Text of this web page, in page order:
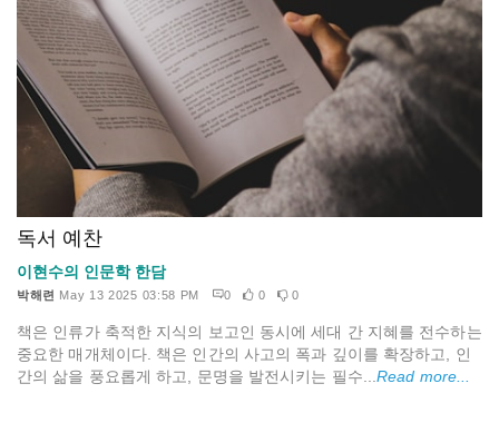
독서 예찬
이현수의 인문학 한담
박해련 May 13 2025 03:58 PM 0 0 0
책은 인류가 축적한 지식의 보고인 동시에 세대 간 지혜를 전수하는
중요한 매개체이다. 책은 인간의 사고의 폭과 깊이를 확장하고, 인
간의 삶을 풍요롭게 하고, 문명을 발전시키는 필수...Read more...